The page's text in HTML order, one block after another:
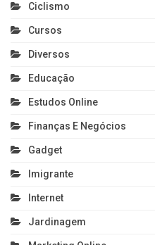
Ciclismo
Cursos
Diversos
Educação
Estudos Online
Finanças E Negócios
Gadget
Imigrante
Internet
Jardinagem